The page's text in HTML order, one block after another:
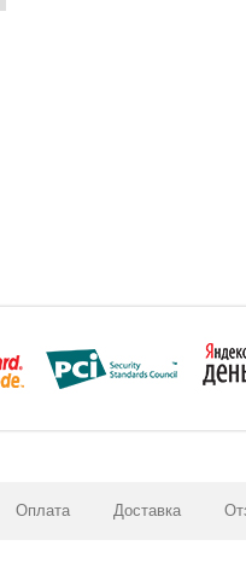
Оплата Доставка